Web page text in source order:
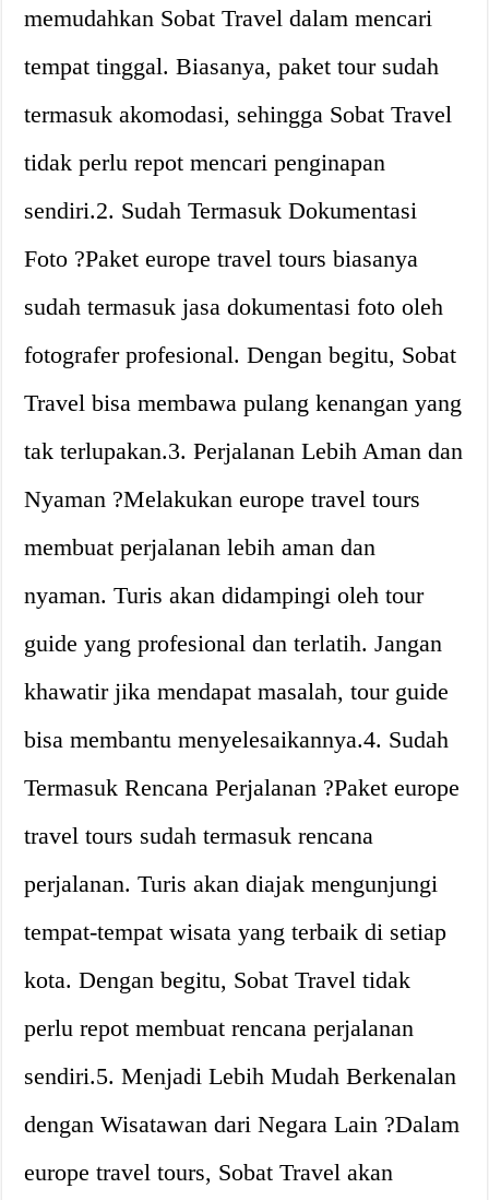
memudahkan Sobat Travel dalam mencari
tempat tinggal. Biasanya, paket tour sudah
termasuk akomodasi, sehingga Sobat Travel
tidak perlu repot mencari penginapan
sendiri.2. Sudah Termasuk Dokumentasi
Foto ?Paket europe travel tours biasanya
sudah termasuk jasa dokumentasi foto oleh
fotografer profesional. Dengan begitu, Sobat
Travel bisa membawa pulang kenangan yang
tak terlupakan.3. Perjalanan Lebih Aman dan
Nyaman ?️Melakukan europe travel tours
membuat perjalanan lebih aman dan
nyaman. Turis akan didampingi oleh tour
guide yang profesional dan terlatih. Jangan
khawatir jika mendapat masalah, tour guide
bisa membantu menyelesaikannya.4. Sudah
Termasuk Rencana Perjalanan ?️Paket europe
travel tours sudah termasuk rencana
perjalanan. Turis akan diajak mengunjungi
tempat-tempat wisata yang terbaik di setiap
kota. Dengan begitu, Sobat Travel tidak
perlu repot membuat rencana perjalanan
sendiri.5. Menjadi Lebih Mudah Berkenalan
dengan Wisatawan dari Negara Lain ?Dalam
europe travel tours, Sobat Travel akan